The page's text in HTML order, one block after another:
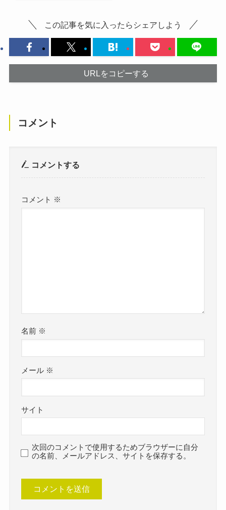
この記事を気に入ったらシェアしよう
URLをコピーする
コメント
コメントする
コメント ※
名前 ※
メール ※
サイト
次回のコメントで使用するためブラウザーに自分
の名前、メールアドレス、サイトを保存する。